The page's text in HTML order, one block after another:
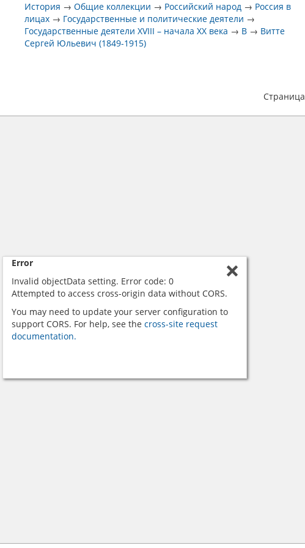
История →Общие коллекции → Российский народ → Россия в
лицах → Государственные и политические деятели →
Государственные деятели XVIII – начала XX века → В → Витте
Сергей Юльевич (1849-1915)
Страница
Error
Invalid objectData setting. Error code: 0
Attempted to access cross-origin data without CORS.
You may need to update your server configuration to
support CORS. For help, see the cross-site request
documentation.